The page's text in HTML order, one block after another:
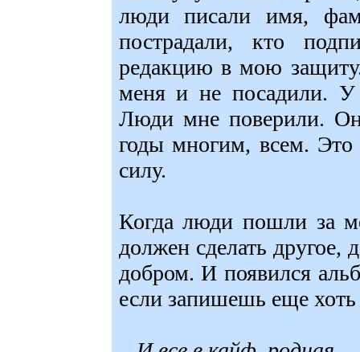
люди писали имя,
пострадали, кто
редакцию в мою
меня и не посадили. У
Люди мне поверили.
годы многим, всем. Это
силу.
Когда люди пошли за
должен сделать другое,
добром. И появился
если запишешь еще